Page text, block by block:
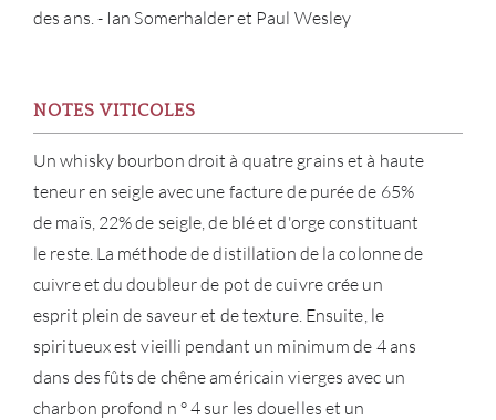
des ans. - Ian Somerhalder et Paul Wesley
NOTES VITICOLES
Un whisky bourbon droit à quatre grains et à haute
teneur en seigle avec une facture de purée de 65%
de maïs, 22% de seigle, de blé et d'orge constituant
le reste. La méthode de distillation de la colonne de
cuivre et du doubleur de pot de cuivre crée un
esprit plein de saveur et de texture. Ensuite, le
spiritueux est vieilli pendant un minimum de 4 ans
dans des fûts de chêne américain vierges avec un
charbon profond n ° 4 sur les douelles et un